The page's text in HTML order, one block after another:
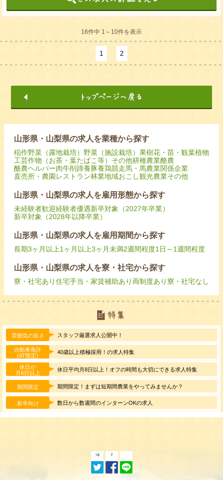
16件中 1～10件を表示
1 2
山形県・山梨県の求人を業種から探す
稲作野菜（露地栽培） 野菜（施設栽培） 果樹花・苗・観葉植物
工芸作物（お茶・葉たばこ等） その他耕種農業酪農
酪農ヘルパー肉牛削蹄養豚養鶏競走馬・馬農業関係企業
直売所・農園レストラン林業地域おこし観光農業その他
山形県・山梨県の求人を雇用形態から探す
未経験者歓迎経験者優遇新卒対象（2027年卒業）
新卒対象（2028年以降卒業）
山形県・山梨県の求人を雇用期間から探す
長期3ヶ月以上1ヶ月以上3ヶ月未満2週間程度1日～1週間程度
山形県・山梨県の求人を寮・社宅から探す
寮・社宅あり住宅手当・家賃補助あり 両制度あり寮・社宅なし
雰囲気の良さ スタッフ厳選求人公開中！
自動車免許
(AT限定)
40歳以上積極採用！の求人特集
休日が
月6日以上
休日平均月8日以上！オフの時間も大切にできる求人特集
期間限定 期間限定！まずは短期間農業をやってみませんか？
新卒向け 数日から数週間のインターンOKの求人